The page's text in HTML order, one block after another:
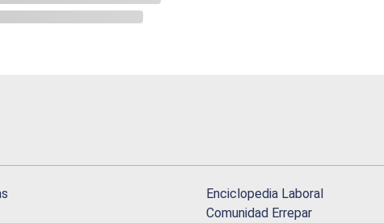
Enciclopedia Laboral
Comunidad Errepar